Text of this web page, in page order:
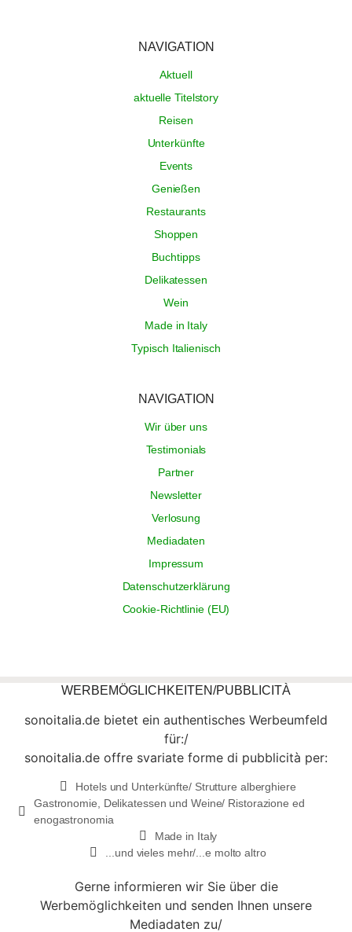
NAVIGATION
Aktuell
aktuelle Titelstory
Reisen
Unterkünfte
Events
Genießen
Restaurants
Shoppen
Buchtipps
Delikatessen
Wein
Made in Italy
Typisch Italienisch
NAVIGATION
Wir über uns
Testimonials
Partner
Newsletter
Verlosung
Mediadaten
Impressum
Datenschutzerklärung
Cookie-Richtlinie (EU)
WERBEMÖGLICHKEITEN/PUBBLICITÀ
sonoitalia.de bietet ein authentisches Werbeumfeld
für:/
sonoitalia.de offre svariate forme di pubblicità per:
Hotels und Unterkünfte/ Strutture alberghiere
Gastronomie, Delikatessen und Weine/ Ristorazione ed
enogastronomia
Made in Italy
...und vieles mehr/...e molto altro
Gerne informieren wir Sie über die
Werbemöglichkeiten und senden Ihnen unsere
Mediadaten zu/